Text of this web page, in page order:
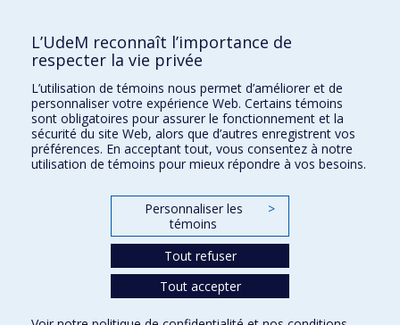
Comment soutenir le Département?
BESOIN D'AIDE?
Plan du site
Signaler une erreur
Accessibilité
FACULTÉ DES ARTS ET DES SCIENCES
Nos départements et écoles
L’UdeM reconnaît l’importance de
respecter la vie privée
L’utilisation de témoins nous permet d’améliorer et de
personnaliser votre expérience Web. Certains témoins
sont obligatoires pour assurer le fonctionnement et la
sécurité du site Web, alors que d’autres enregistrent vos
préférences. En acceptant tout, vous consentez à notre
utilisation de témoins pour mieux répondre à vos besoins.
Personnaliser les
témoins
>
Tout refuser
Tout accepter